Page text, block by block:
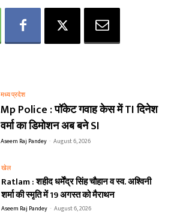
मध्य प्रदेश
Mp Police : पॉकेट गवाह केस में TI दिनेश
वर्मा का डिमोशन अब बने SI
Aseem Raj Pandey - August 6, 2026
खेल
Ratlam : शहीद धर्मेंद्र सिंह चौहान व स्व. अश्विनी
शर्मा की स्मृति में 19 अगस्त को मैराथन
Aseem Raj Pandey - August 6, 2026